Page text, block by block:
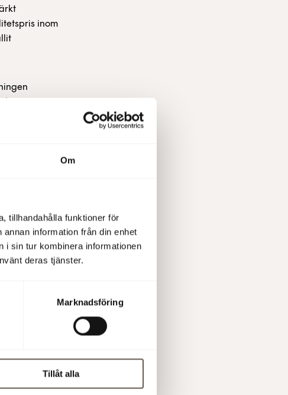
Om
tillhandahålla funktioner för
information från din enhet
i sin tur kombinera informationen
deras tjänster.
Marknadsföring
Tillåt alla
inom
Sjöstad i över 30 år. Här
en sommar...